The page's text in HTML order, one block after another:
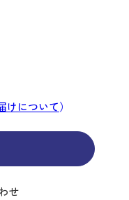
けについて）
せ